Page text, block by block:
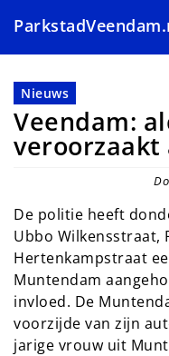
en
naar
de
inhoud
Nieuws
Veendam:
De politie heeft
Ubbo Wilkensstraat,
Hertenkampstraat
Muntendam
invloed. De
voorzijde van zijn
jarige vrouw uit